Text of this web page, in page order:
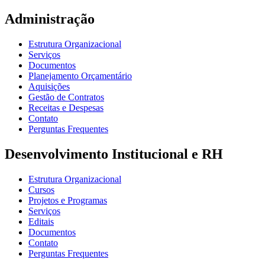
Administração
Estrutura Organizacional
Serviços
Documentos
Planejamento Orçamentário
Aquisições
Gestão de Contratos
Receitas e Despesas
Contato
Perguntas Frequentes
Desenvolvimento Institucional e RH
Estrutura Organizacional
Cursos
Projetos e Programas
Serviços
Editais
Documentos
Contato
Perguntas Frequentes